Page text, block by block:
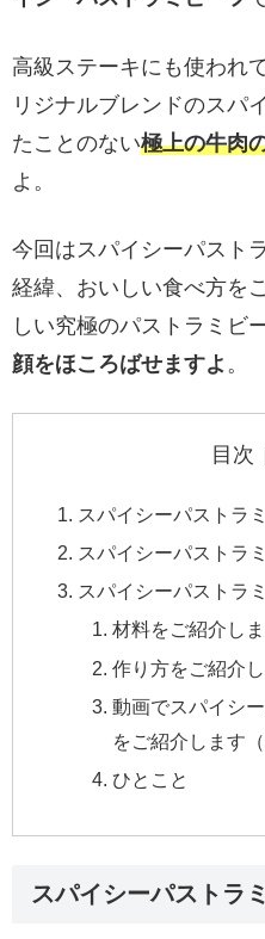
高級ステーキにも使われ
リジナルブレンドのスパ
たことのない極上の牛肉
よ。
今回はスパイシーパスト
経緯、おいしい食べ方を
しい究極のパストラミビ
顔をほころばせますよ 。
目次
スパイシーパストラ
スパイシーパストラ
スパイシーパストラ
材料をご紹介し
作り方をご紹介
動画でスパイシ
をご紹介します（
ひとこと
スパイシーパストラ